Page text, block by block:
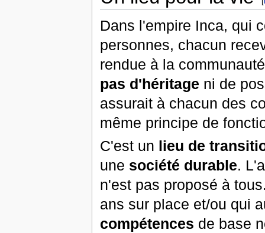
Dans l'empire Inca, qui
personnes, chacun
rendue à la
pas d'héritage ni de
assurait à chacun des
même principe de
C'est un lieu de
une société durable.
n'est pas proposé à
ans sur place et/ou qui
compétences de base